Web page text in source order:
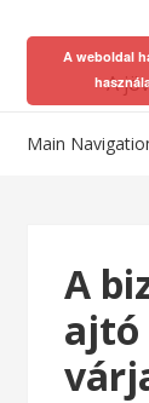
to
navigation
to
content A
Main
A
ajtó
A weboldal